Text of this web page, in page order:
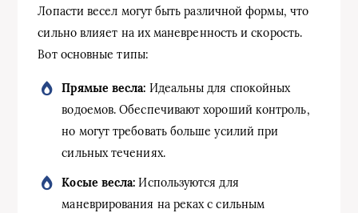
Лопасти весел могут быть различной формы, что
сильно влияет на их маневренность и скорость.
Вот основные типы:
Прямые весла: Идеальны для спокойных
водоемов. Обеспечивают хороший контроль,
но могут требовать больше усилий при
сильных течениях.
Косые весла: Используются для
маневрирования на реках с сильным